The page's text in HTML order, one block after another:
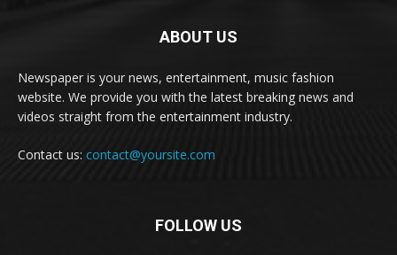
ABOUT US
Newspaper is your news, entertainment, music fashion
website. We provide you with the latest breaking news and
videos straight from the entertainment industry.
Contact us: contact@yoursite.com
FOLLOW US